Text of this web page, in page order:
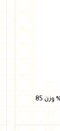
شيكولاتة دارك استيفيا 95% وزن 85